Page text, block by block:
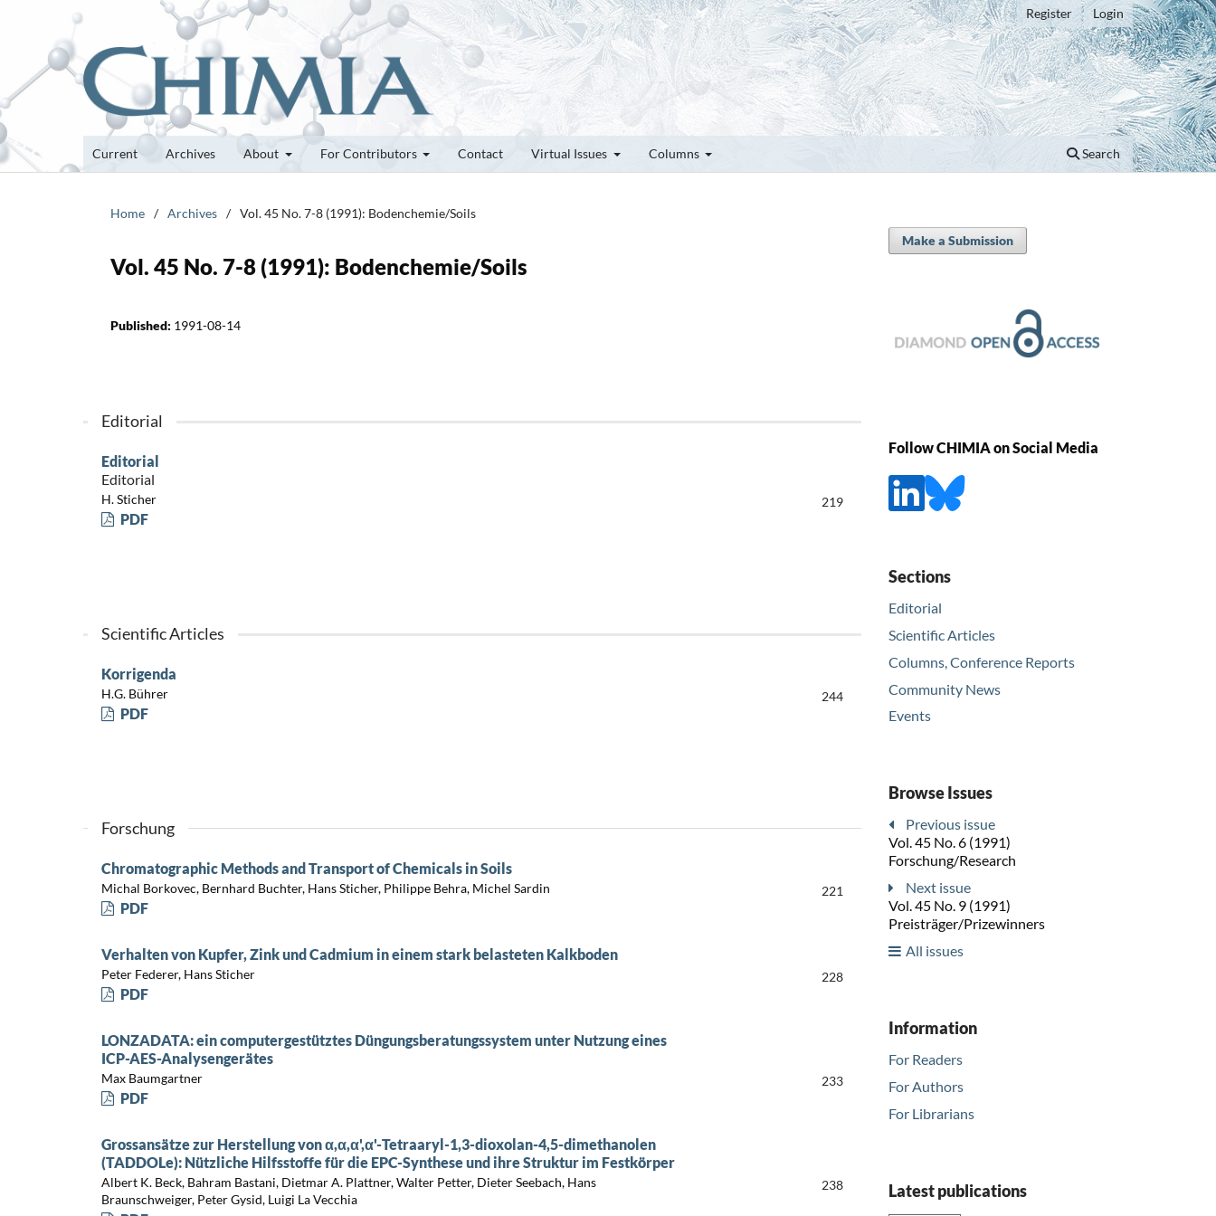
Current Archives About For Contributors Contact Virtual Issues Columns Search
Register Login
Home / Archives / Vol. 45 No. 7-8 (1991): Bodenchemie/Soils
Vol. 45 No. 7-8 (1991): Bodenchemie/Soils
Published: 1991-08-14
Editorial
Editorial
Editorial
H. Sticher 219
PDF
Scientific Articles
Korrigenda
H.G. Bührer 244
PDF
Forschung
Chromatographic Methods and Transport of Chemicals in Soils
Michal Borkovec, Bernhard Buchter, Hans Sticher, Philippe Behra, Michel Sardin 221
PDF
Verhalten von Kupfer, Zink und Cadmium in einem stark belasteten Kalkboden
Peter Federer, Hans Sticher 228
PDF
LONZADATA: ein computergestütztes Düngungsberatungssystem unter Nutzung eines
ICP-AES-Analysengerätes
Max Baumgartner 233
PDF
Grossansätze zur Herstellung von α,α,α',α'-Tetraaryl-1,3-dioxolan-4,5-dimethanolen
(TADDOLe): Nützliche Hilfsstoffe für die EPC-Synthese und ihre Struktur im Festkörper
Albert K. Beck, Bahram Bastani, Dietmar A. Plattner, Walter Petter, Dieter Seebach, Hans
Braunschweiger, Peter Gysid, Luigi La Vecchia
238
Make a Submission
Follow CHIMIA on Social Media
Sections
Editorial
Scientific Articles
Columns, Conference Reports
Community News
Events
Browse Issues
Previous issue
Vol. 45 No. 6 (1991)
Forschung/Research
Next issue
Vol. 45 No. 9 (1991)
Preisträger/Prizewinners
All issues
Information
For Readers
For Authors
For Librarians
Latest publications